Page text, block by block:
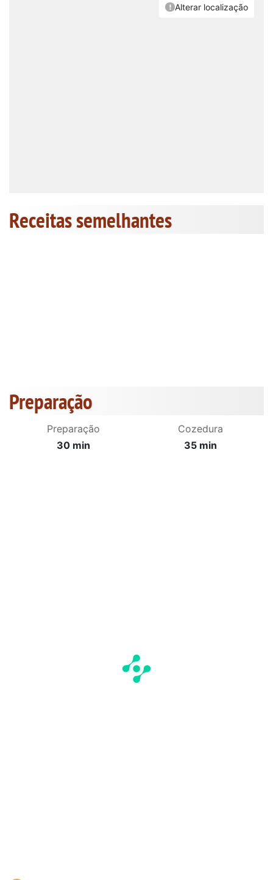
Receitas semelhantes
Preparação
Preparação
30 min
Cozedura
35 min